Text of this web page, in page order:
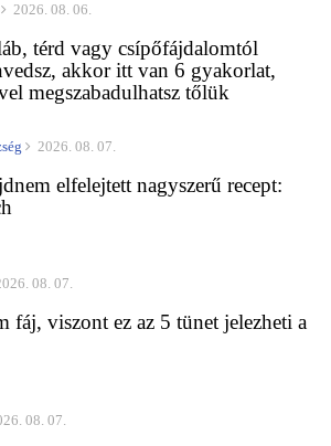
2026. 08. 06.
térd vagy csípőfájdalomtól
akkor itt van 6 gyakorlat,
megszabadulhatsz tőlük
2026. 08. 07.
elfelejtett nagyszerű recept:
08. 07.
fáj, viszont ez az 5 tünet jelezheti a
08. 07.